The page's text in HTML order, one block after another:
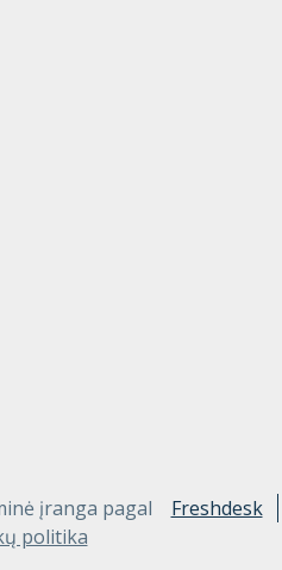
įranga pagal
Freshdesk
politika